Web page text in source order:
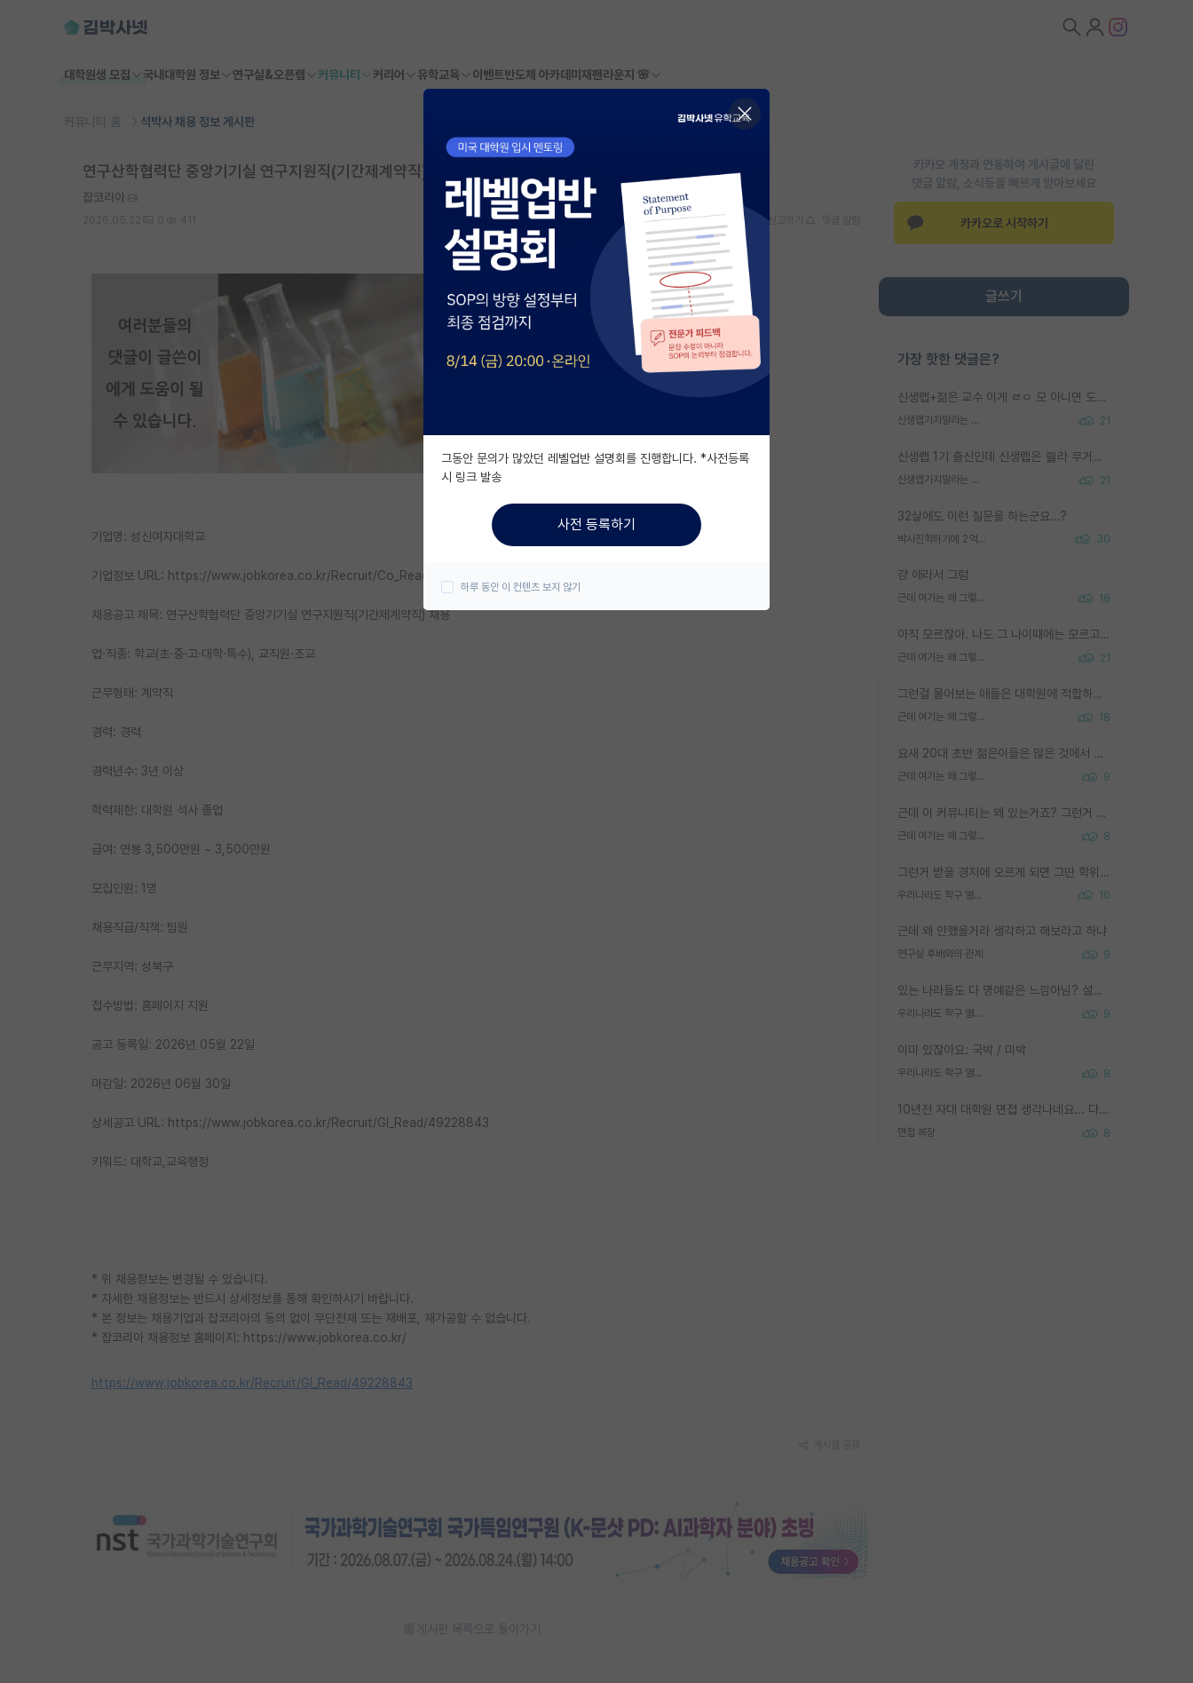
대학원생 모집 국내대학원 정보 연구실&오픈랩 커뮤니티 커리어 유학교육 이벤트반도체 아카데미 재팬라운지 🌸
커뮤니티 홈 석박사 채용 정보 게시판
카카오 계정과 연동하여 게시글에 달린
댓글 알람, 소식등을 빠르게 받아보세요
카카오로 시작하기
글쓰기
가장 핫한 댓글은?
신생랩+젊은 교수 이게 ㄹㅇ 모 아니면 도인듯.
신생랩가지말라는 이유가 있었구나 21
신생랩 1기 출신인데 신생랩은 줠라 무거운 바벨 같은거임. 들면 대박인데 못들면 깔려 죽음. 아무도 알려주지 않는 환경에서 자생해야하지만, 일단 살아남았다면 그 어떤 사람보다 악착같고 생존력 높은 사람으로 거듭날 수 있음
신생랩가지말라는 이유가 있었구나 21
32살에도 이런 질문을 하는군요...?
박사진학하기에 2억은 괜찮은 (?) 정도의 경제력인가요 30
걍 애라서 그럼
근데 여기는 왜 그렇게 SPK를 물어보는거임? 16
아직 모르잖아. 나도 그 나이때에는 모르고 평가 받고 안심하고 싶었어.
근데 여기는 왜 그렇게 SPK를 물어보는거임? 21
그런걸 물어보는 애들은 대학원에 적합하지 않다
근데 여기는 왜 그렇게 SPK를 물어보는거임? 18
요새 20대 초반 젊은이들은 많은 것에서 가성비를 따지더라고요. 내가 이 정도 인풋을 넣었을 때 그만큼 아웃풋이 나올 것인가? 사실 아웃풋이 인풋 대비 리니어하게 나오지 않는 영역을 시도하기 싫어한다는 느낌입니다.
근데 여기는 왜 그렇게 SPK를 물어보는거임? 9
근데 이 커뮤니티는 왜 있는거죠? 그런거 쉽게 물어볼수있어서 있는거 아닌가요? 그렇게 보기 싫으면 커뮤니티도 하지마시지 그러면
근데 여기는 왜 그렇게 SPK를 물어보는거임? 8
그런거 받을 경지에 오르게 되면 그딴 학위명이 필요없음
우리나라도 학구 열풍보면 Higher Doctorate 학위가 필요하다고 봅니다. 10
근데 왜 안했을거라 생각하고 해보라고 하냐
연구실 후배와의 관계 9
있는 나라들도 다 명예같은 느낌아님? 설마 박사끼리 등급나눠서 학위수여하자 같은 헛소리는 아니지? ㅋㅋ
우리나라도 학구 열풍보면 Higher Doctorate 학위가 필요하다고 봅니다. 9
이미 있잖아요: 국박 / 미박
우리나라도 학구 열풍보면 Higher Doctorate 학위가 필요하다고 봅니다. 8
10년전 자대 대학원 면접 생각나네요... 다들 양복에 넥타이까지 하고 갔더니, 국회의원 출마하냐고 놀리셨던. (면접질문내용: 증명사진에선 두상이 계란형인데, 실제론 그렇지 않다. 증명사진이 뭘 증명하고 있는거냐)ㅋㅋㅋㅋ
면접 복장 8
연구산학협력단 중앙기기실 연구지원직(기간제계약직) 채용 | 성신여자대학교 | 마감일: 2026년 06월 30일
잡코리아
스크랩 신고하기
기업명: 성신여자대학교
기업정보 URL: https://www.jobkorea.co.kr/Recruit/Co_Read/C/sungshin09
채용공고 제목: 연구산학협력단 중앙기기실 연구지원직(기간제계약직) 채용
업·직종: 학교(초·중·고·대학·특수), 교직원·조교
근무형태: 계약직
경력: 경력
경력년수: 3년 이상
학력제한: 대학원 석사 졸업
급여: 연봉 3,500만원 ~ 3,500만원
모집인원: 1명
채용직급/직책: 팀원
근무지역: 성북구
접수방법: 홈페이지 지원
공고 등록일: 2026년 05월 22일
마감일: 2026년 06월 30일
상세공고 URL: https://www.jobkorea.co.kr/Recruit/GI_Read/49228843
키워드: 대학교,교육행정
* 위 채용정보는 변경될 수 있습니다.
* 자세한 채용정보는 반드시 상세정보를 통해 확인하시기 바랍니다.
* 본 정보는 채용기업과 잡코리아의 동의 없이 무단전재 또는 재배포, 재가공할 수 없습니다.
* 잡코리아 채용정보 홈페이지: https://www.jobkorea.co.kr/
https://www.jobkorea.co.kr/Recruit/GI_Read/49228843
게시판 목록으로 돌아가기
그동안 문의가 많았던 레벨업반 설명회를 진행합니다. *사전등록
시 링크 발송
사전 등록하기
하루 동안 이 컨텐츠 보지 않기